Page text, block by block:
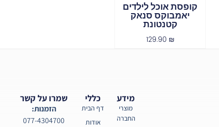
קופסת אוכל לילדים
יאמבוקס סנאק
קטנטונת
129.90 ₪
כללי
דף הבית
אודות
מידע
מוצרי
החברה
שמרו על קשר
הזמנות:
077-4304700